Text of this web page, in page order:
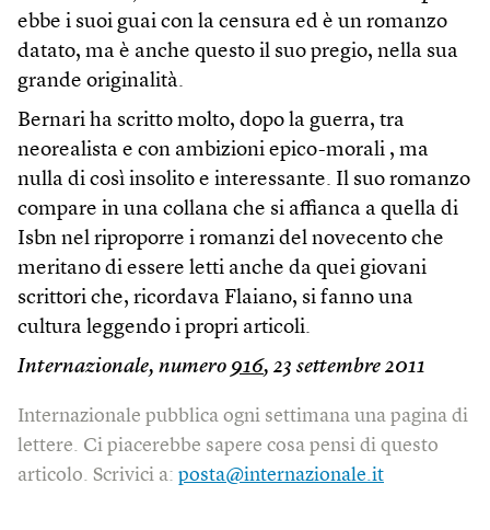
ebbe i suoi guai con la censura ed è un romanzo
datato, ma è anche questo il suo pregio, nella sua
grande originalità.
Bernari ha scritto molto, dopo la guerra, tra
neorealista e con ambizioni epico-morali , ma
nulla di così insolito e interessante. Il suo romanzo
compare in una collana che si affianca a quella di
Isbn nel riproporre i romanzi del novecento che
meritano di essere letti anche da quei giovani
scrittori che, ricordava Flaiano, si fanno una
cultura leggendo i propri articoli.
Internazionale, numero 916, 23 settembre 2011
Internazionale pubblica ogni settimana una pagina di
lettere. Ci piacerebbe sapere cosa pensi di questo
articolo. Scrivici a: posta@internazionale.it